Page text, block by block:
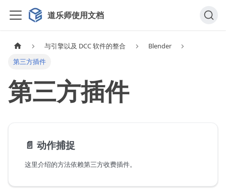
道乐师使用文档
与引擎以及 DCC 软件的整合
Blender
第三方插件
第三方插件
📄️ 动作捕捉
这里介绍的方法依赖第三方收费插件。